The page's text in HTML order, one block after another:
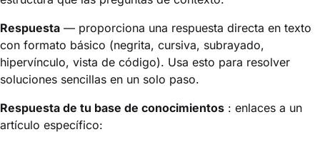
Respuesta — proporciona una respuesta directa en texto
con formato básico (negrita, cursiva, subrayado,
hipervínculo, vista de código). Usa esto para resolver
soluciones sencillas en un solo paso.
Respuesta de tu base de conocimientos : enlaces a un
artículo específico: